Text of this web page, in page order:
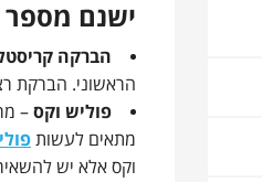
ישנם
הברקה
הראשוני. הברקת
פוליש וקס –
מתאים לעשות
וקס אלא יש